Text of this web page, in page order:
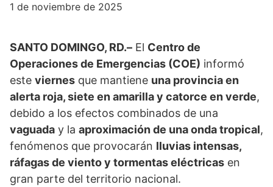
1 de noviembre de 2025
SANTO DOMINGO, RD.– El Centro de
Operaciones de Emergencias (COE) informó
este viernes que mantiene una provincia en
alerta roja, siete en amarilla y catorce en verde,
debido a los efectos combinados de una
vaguada y la aproximación de una onda tropical,
fenómenos que provocarán lluvias intensas,
ráfagas de viento y tormentas eléctricas en
gran parte del territorio nacional.